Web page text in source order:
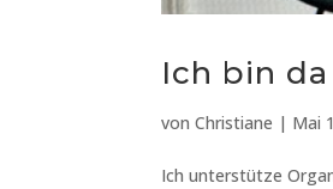
Ich bin
vonChristiane | Mai
Ich unterstütze